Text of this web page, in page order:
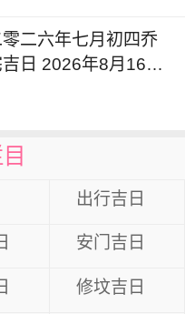
二六年七月初四乔
日 2026年8月16日
出行吉日
安门吉日
修坟吉日